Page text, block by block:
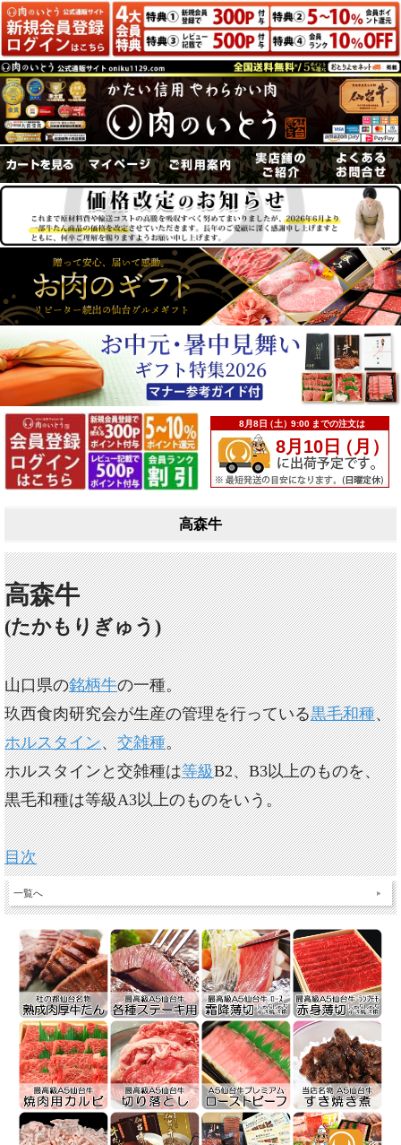
高森牛
高森牛
(たかもりぎゅう)
山口県の銘柄牛の一種。
玖西食肉研究会が生産の管理を行っている黒毛和種、
ホルスタイン、交雑種。
ホルスタインと交雑種は等級B2、B3以上のものを、
黒毛和種は等級A3以上のものをいう。
目次
一覧へ